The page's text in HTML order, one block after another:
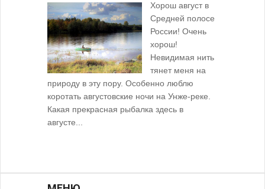
Хорош август в
Средней полосе
России! Очень
хорош!
Невидимая нить
тянет меня на
природу в эту пору. Особенно люблю
коротать августовские ночи на Унже-реке.
Какая прекрасная рыбалка здесь в
августе...